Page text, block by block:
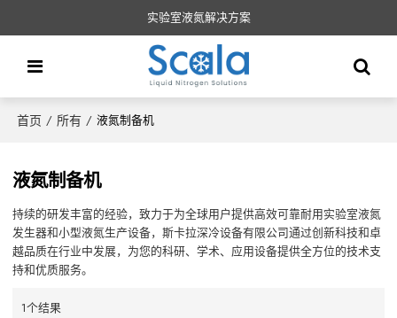
实验室液氮解决方案
首页 / 所有 / 液氮制备机
液氮制备机
持续的研发丰富的经验，致力于为全球用户提供高效可靠耐用实验室液氮
发生器和小型液氮生产设备，斯卡拉深冷设备有限公司通过创新科技和卓
越品质在行业中发展，为您的科研、学术、应用设备提供全方位的技术支
持和优质服务。
1个结果